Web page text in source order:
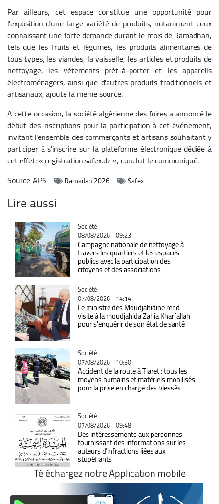
Par ailleurs, cet espace constitue une opportunité pour
l'exposition d'une large variété de produits, notamment ceux
connaissant une forte demande durant le mois de Ramadhan,
tels que les fruits et légumes, les produits alimentaires de
tous types, les viandes, la vaisselle, les articles et produits de
nettoyage, les vêtements prêt-à-porter et les appareils
électroménagers, ainsi que d'autres produits traditionnels et
artisanaux, ajoute la même source.
A cette occasion, la société algérienne des foires a annoncé le
début des inscriptions pour la participation à cet événement,
invitant l'ensemble des commerçants et artisans souhaitant y
participer à s'inscrire sur la plateforme électronique dédiée à
cet effet: « registration.safex.dz «, conclut le communiqué.
SourceAPS Ramadan 2026 Safex
Lire aussi
Catégorie
Société
08/08/2026 - 09:23
Campagne nationale de nettoyage à
travers les quartiers et les espaces
publics avec la participation des
citoyens et des associations
Catégorie
Société
07/08/2026 - 14:14
Le ministre des Moudjahidine rend
visite à la moudjahida Zahia Kharfallah
pour s'enquérir de son état de santé
Catégorie
Société
07/08/2026 - 10:30
Accident de la route à Tiaret : tous les
moyens humains et matériels mobilisés
pour la prise en charge des blessés
Catégorie
Société
07/08/2026 - 09:48
Des intéressements aux personnes
fournissant des informations sur les
auteurs d’infractions liées aux
stupéfiants
Téléchargez notre Application mobile